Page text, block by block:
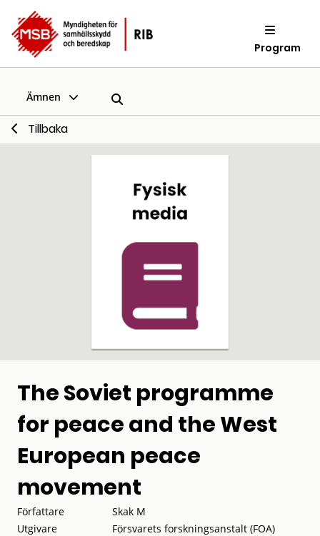
Program
Ämnen
Tillbaka
The Soviet programme
for peace and the West
European peace
movement
Författare
Skak M
Utgivare
Försvarets forskningsanstalt (FOA)